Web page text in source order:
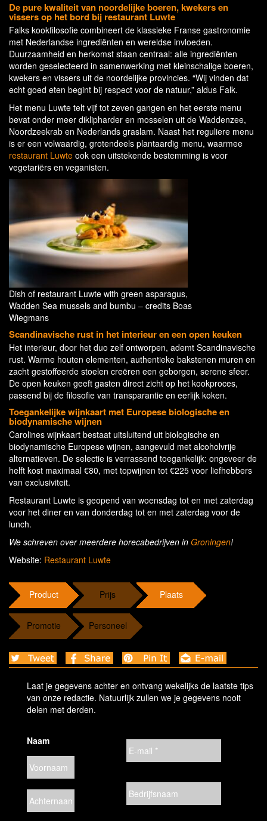
De pure kwaliteit van noordelijke boeren, kwekers en
vissers op het bord bij restaurant Luwte
Falks kookfilosofie combineert de klassieke Franse gastronomie
met Nederlandse ingrediënten en wereldse invloeden.
Duurzaamheid en herkomst staan centraal: alle ingrediënten
worden geselecteerd in samenwerking met kleinschalige boeren,
kwekers en vissers uit de noordelijke provincies. “Wij vinden dat
echt goed eten begint bij respect voor de natuur,” aldus Falk.
Het menu Luwte telt vijf tot zeven gangen en het eerste menu
bevat onder meer diklipharder en mosselen uit de Waddenzee,
Noordzeekrab en Nederlands graslam. Naast het reguliere menu
is er een volwaardig, grotendeels plantaardig menu, waarmee
restaurant Luwte ook een uitstekende bestemming is voor
vegetariërs en veganisten.
Dish of restaurant Luwte with green asparagus,
Wadden Sea mussels and bumbu – credits Boas
Wiegmans
Scandinavische rust in het interieur en een open keuken
Het interieur, door het duo zelf ontworpen, ademt Scandinavische
rust. Warme houten elementen, authentieke bakstenen muren en
zacht gestoffeerde stoelen creëren een geborgen, serene sfeer.
De open keuken geeft gasten direct zicht op het kookproces,
passend bij de filosofie van transparantie en eerlijk koken.
Toegankelijke wijnkaart met Europese biologische en
biodynamische wijnen
Carolines wijnkaart bestaat uitsluitend uit biologische en
biodynamische Europese wijnen, aangevuld met alcoholvrije
alternatieven. De selectie is verrassend toegankelijk: ongeveer de
helft kost maximaal €80, met topwijnen tot €225 voor liefhebbers
van exclusiviteit.
Restaurant Luwte is geopend van woensdag tot en met zaterdag
voor het diner en van donderdag tot en met zaterdag voor de
lunch.
We schreven over meerdere horecabedrijven in Groningen!
Website: Restaurant Luwte
Product Prijs Plaats
Promotie Personeel
Laat je gegevens achter en ontvang wekelijks de laatste tips
van onze redactie. Natuurlijk zullen we je gegevens nooit
delen met derden.
Naam